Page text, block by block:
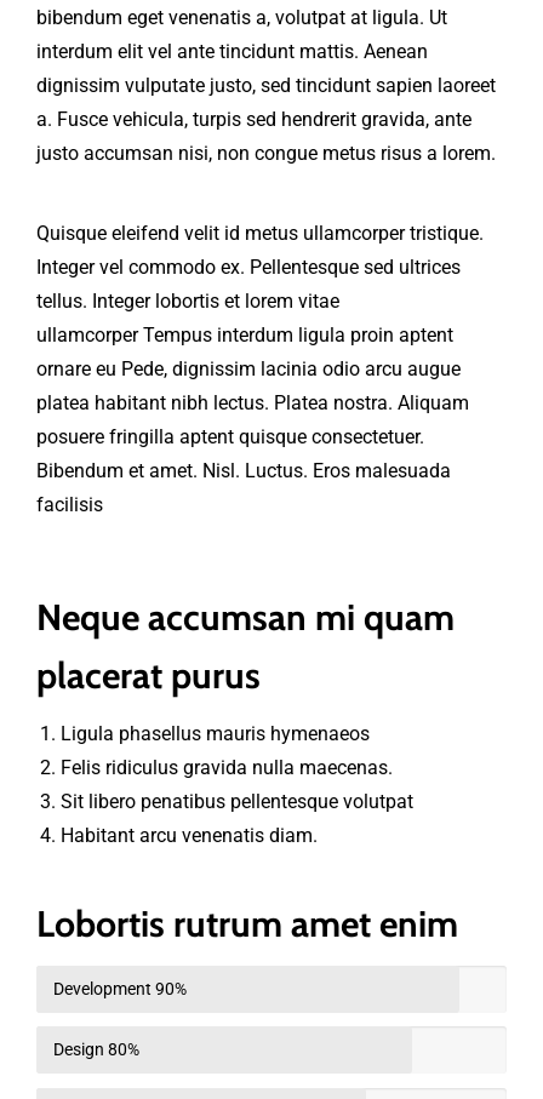
bibendum eget venenatis a, volutpat at ligula. Ut
interdum elit vel ante tincidunt mattis. Aenean
dignissim vulputate justo, sed tincidunt sapien laoreet
a. Fusce vehicula, turpis sed hendrerit gravida, ante
justo accumsan nisi, non congue metus risus a lorem.
Quisque eleifend velit id metus ullamcorper tristique.
Integer vel commodo ex. Pellentesque sed ultrices
tellus. Integer lobortis et lorem vitae
ullamcorper Tempus interdum ligula proin aptent
ornare eu Pede, dignissim lacinia odio arcu augue
platea habitant nibh lectus. Platea nostra. Aliquam
posuere fringilla aptent quisque consectetuer.
Bibendum et amet. Nisl. Luctus. Eros malesuada
facilisis
Neque accumsan mi quam
placerat purus
Ligula phasellus mauris hymenaeos
Felis ridiculus gravida nulla maecenas.
Sit libero penatibus pellentesque volutpat
Habitant arcu venenatis diam.
Lobortis rutrum amet enim
Development 90%
Design 80%